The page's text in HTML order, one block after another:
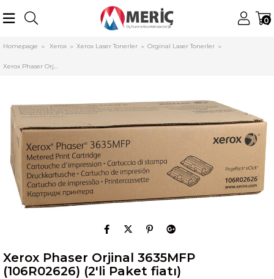
0
Homepage Xerox Xerox Laser Tonerler Orginal Laser Tonerler
Xerox Phaser Orjinal 3635MFP (106R02626) (2'li Paket fiatı)
Xerox Phaser Orjinal 3635MFP
(106R02626) (2'li Paket fiatı)